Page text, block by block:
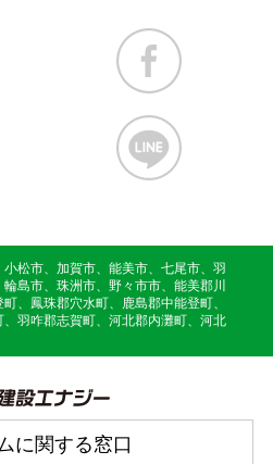
松市、加賀市、能美市、七尾市、羽
島市、珠洲市、野々市市、能美郡川
、鳳珠郡穴水町、鹿島郡中能登町、
羽咋郡志賀町、河北郡内灘町、河北
に関する窓口